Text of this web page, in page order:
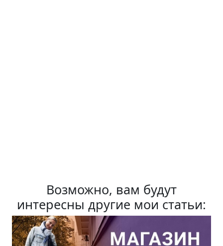
Возможно, вам будут
интересны другие мои статьи: